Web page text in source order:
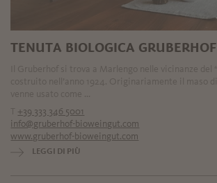
TENUTA BIOLOGICA GRUBERHOF
+39 333 346 5001
info@gruberhof-bioweingut.com
www.gruberhof-bioweingut.com
LEGGI DI PIÙ